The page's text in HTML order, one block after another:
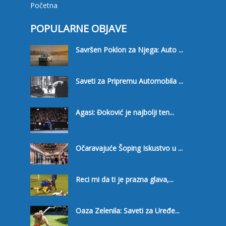
Početna
POPULARNE OBJAVE
Savršen Poklon za Njega: Auto ...
Saveti za Pripremu Automobila ...
Agasi: Đoković je najbolji ten...
Očaravajuće Šoping Iskustvo u ...
Reci mi da ti je prazna glava,...
Oaza Zelenila: Saveti za Uređe...